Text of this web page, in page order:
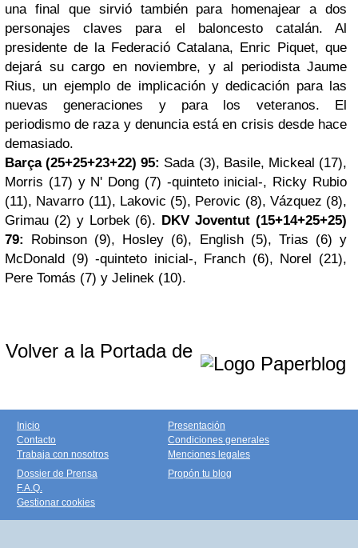
una final que sirvió también para homenajear a dos
personajes claves para el baloncesto catalán. Al
presidente de la Federació Catalana, Enric Piquet, que
dejará su cargo en noviembre, y al periodista Jaume
Rius, un ejemplo de implicación y dedicación para las
nuevas generaciones y para los veteranos. El
periodismo de raza y denuncia está en crisis desde hace
demasiado.
Barça (25+25+23+22) 95: Sada (3), Basile, Mickeal (17),
Morris (17) y N' Dong (7) -quinteto inicial-, Ricky Rubio
(11), Navarro (11), Lakovic (5), Perovic (8), Vázquez (8),
Grimau (2) y Lorbek (6). DKV Joventut (15+14+25+25)
79: Robinson (9), Hosley (6), English (5), Trias (6) y
McDonald (9) -quinteto inicial-, Franch (6), Norel (21),
Pere Tomás (7) y Jelinek (10).
Volver a la Portada de
Inicio
Contacto
Trabaja con nosotros
Presentación
Condiciones generales
Menciones legales
Dossier de Prensa
F.A.Q.
Gestionar cookies
Propón tu blog